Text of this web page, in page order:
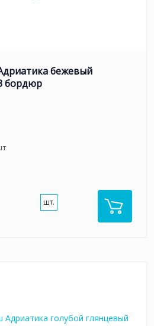
бежевый
бордюр
шт.